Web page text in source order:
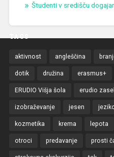
Študenti v središču
aktivnost angleščina
dotik družina erasmus+
ERUDIO Višja šola erudio
izobraževanje jesen
kozmetika krema lepota
otroci predavanje prosti